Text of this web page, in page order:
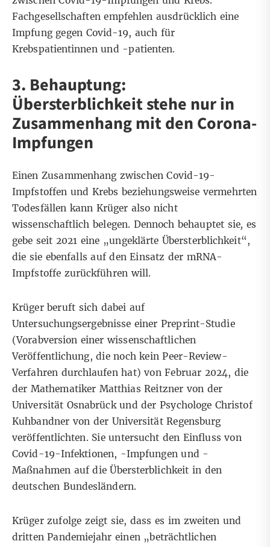
Fachgesellschaften empfehlen ausdrücklich eine
Impfung gegen Covid-19, auch für
Krebspatientinnen und -patienten.
3. Behauptung:
Übersterblichkeit stehe nur in
Zusammenhang mit den Corona-
Impfungen
Einen Zusammenhang zwischen Covid-19-
Impfstoffen und Krebs beziehungsweise vermehrten
Todesfällen kann Krüger also nicht
wissenschaftlich belegen. Dennoch behauptet sie, es
gebe seit 2021 eine „ungeklärte Übersterblichkeit“,
die sie ebenfalls auf den Einsatz der mRNA-
Impfstoffe zurückführen will.
Krüger beruft sich dabei auf
Untersuchungsergebnisse einer Preprint-Studie
(Vorabversion einer wissenschaftlichen
Veröffentlichung, die noch kein Peer-Review-
Verfahren durchlaufen hat) von Februar 2024, die
der Mathematiker Matthias Reitzner von der
Universität Osnabrück und der Psychologe Christof
Kuhbandner von der Universität Regensburg
veröffentlichten. Sie untersucht den Einfluss von
Covid-19-Infektionen, -Impfungen und -
Maßnahmen auf die Übersterblichkeit in den
deutschen Bundesländern.
Krüger zufolge zeigt sie, dass es im zweiten und
dritten Pandemiejahr einen „beträchtlichen